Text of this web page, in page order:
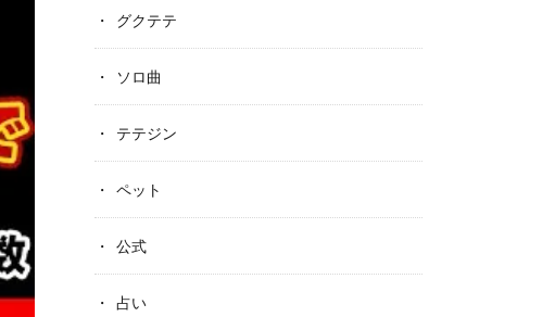
グクテテ
ソロ曲
テテジン
ペット
公式
占い